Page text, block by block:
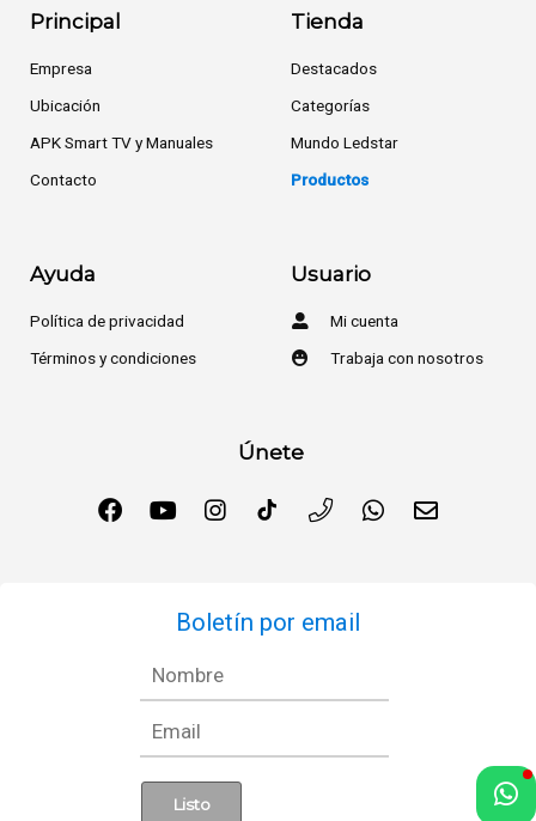
Principal
Empresa
Ubicación
APK Smart TV y Manuales
Contacto
Tienda
Destacados
Categorías
Mundo Ledstar
Productos
Ayuda
Política de privacidad
Términos y condiciones
Usuario
Mi cuenta
Trabaja con nosotros
Únete
Boletín por email